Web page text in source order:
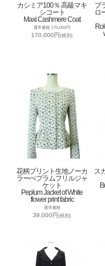
カシミア100％ 高級マキ
シコート
Maxi Cashmere Coat
通常価格 170,000円
170,000円(税別)
ブ
ロ
花柄プリント生地ノーカ
ラーぺプラムフリルジャ
ケット
Peplum Jacket of White
flower print fabric
通常価格
39,000円(税別)
ス